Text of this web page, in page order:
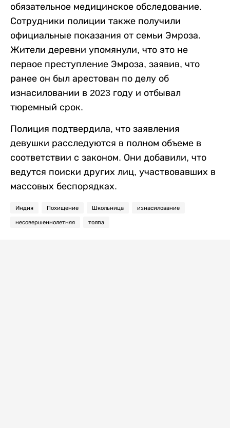
обязательное медицинское обследование.
Сотрудники полиции также получили
официальные показания от семьи Эмроза.
Жители деревни упомянули, что это не
первое преступление Эмроза, заявив, что
ранее он был арестован по делу об
изнасиловании в 2023 году и отбывал
тюремный срок.
Полиция подтвердила, что заявления
девушки расследуются в полном объеме в
соответствии с законом. Они добавили, что
ведутся поиски других лиц, участвовавших в
массовых беспорядках.
Индия Похищение Школьница изнасилование
несовершеннолетняя толпа